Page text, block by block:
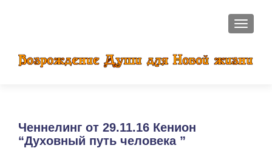
Ченнелинг от 29.11.16 Кенион
“Духовный путь человека ”